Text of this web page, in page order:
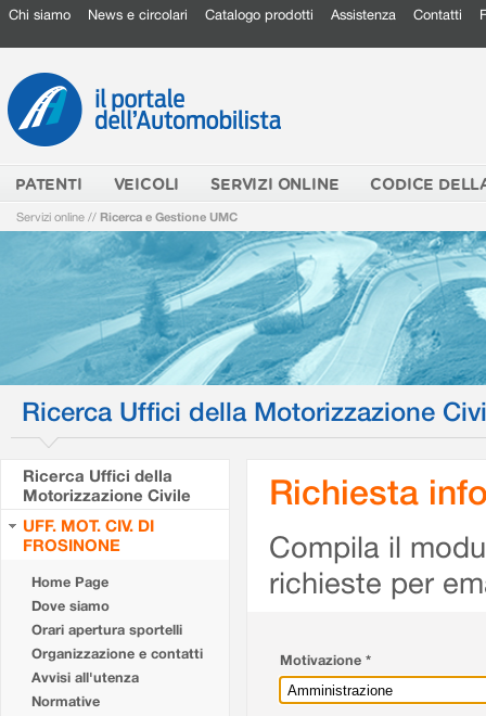
Chi siamo News e circolari Catalogo prodotti Assistenza Contatti
PATENTI VEICOLI SERVIZI ONLINE CODICE
Servizi online // Ricerca e Gestione UMC
Ricerca Uffici della Motorizzazione
Ricerca Uffici della
Motorizzazione Civile
UFF. MOT. CIV. DI
FROSINONE
Home Page
Dove siamo
Orari apertura sportelli
Organizzazione e contatti
Avvisi all'utenza
Normative
Richiesta
Compila il
richieste per
Motivazione *